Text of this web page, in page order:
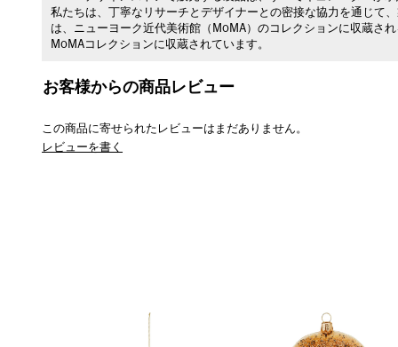
私たちは、丁寧なリサーチとデザイナーとの密接な協力を通じて
は、ニューヨーク近代美術館（MoMA）のコレクションに収蔵さ
MoMAコレクションに収蔵されています。
お客様からの商品レビュー
この商品に寄せられたレビューはまだありません。
レビューを書く